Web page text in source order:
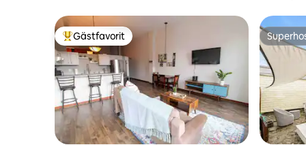
Populär gästfavorit
Gästfavorit